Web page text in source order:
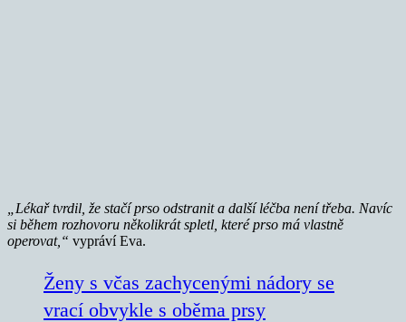
„Lékař tvrdil, že stačí prso odstranit a další léčba není třeba. Navíc
si během rozhovoru několikrát spletl, které prso má vlastně
operovat,“ vypráví Eva.
Ženy s včas zachycenými nádory se
vrací obvykle s oběma prsy